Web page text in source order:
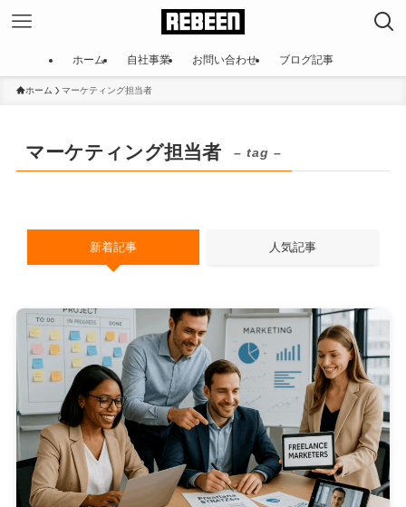
ホーム 自社事業 お問い合わせ ブログ記事
ホーム マーケティング担当者
マーケティング担当者 – tag –
新着記事 人気記事